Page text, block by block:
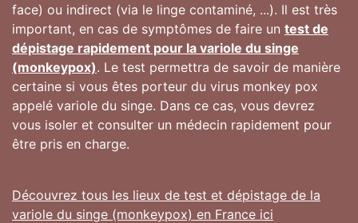
face) ou indirect (via le linge contaminé, ...). Il est très
important, en cas de symptômes de faire un test de
dépistage rapidement pour la variole du singe
(monkeypox). Le test permettra de savoir de manière
certaine si vous êtes porteur du virus monkey pox
appelé variole du singe. Dans ce cas, vous devrez
vous isoler et consulter un médecin rapidement pour
être pris en charge.
Découvrez tous les lieux de test et dépistage de la
variole du singe (monkeypox) en France ici